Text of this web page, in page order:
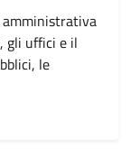
gli uffici e il
le